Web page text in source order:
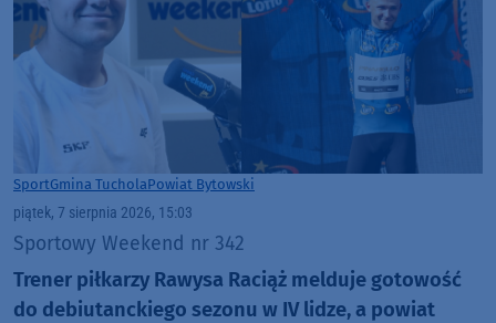
SportGmina TucholaPowiat Bytowski
piątek, 7 sierpnia 2026, 15:03
Sportowy Weekend nr 342
Trener piłkarzy Rawysa Raciąż melduje gotowość
do debiutanckiego sezonu w IV lidze, a powiat